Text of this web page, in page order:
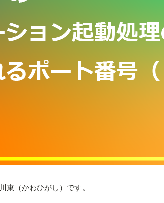
東（かわひがし）です。